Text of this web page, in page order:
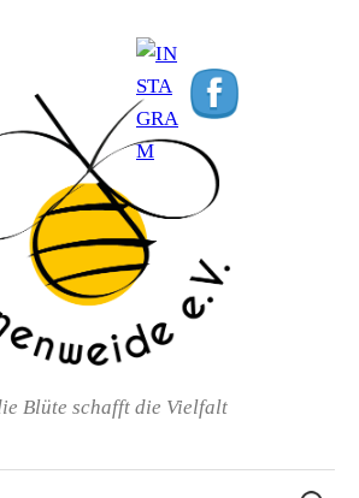
Blüte schafft die Vielfalt